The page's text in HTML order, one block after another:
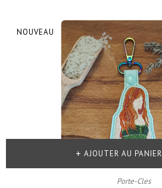
NOUVEAU
Porte-Cles
AJOUTER AU PANIER